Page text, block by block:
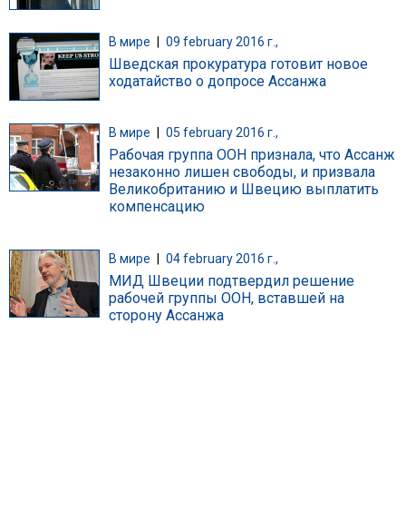
В мире 09 february 2016 г.,
Шведская прокуратура готовит новое
ходатайство о допросе Ассанжа
В мире 05 february 2016 г.,
Рабочая группа ООН признала, что Ассанж
незаконно лишен свободы, и призвала
Великобританию и Швецию выплатить
компенсацию
В мире | 04 february 2016 г.,
МИД Швеции подтвердил решение
рабочей группы ООН, вставшей на
сторону Ассанжа